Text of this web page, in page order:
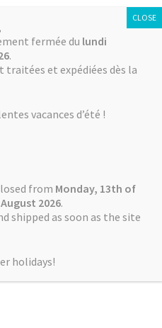
fermée du lundi
.
traitées et expédiées dès la
vacances d’été !
from Monday, 13th of
2026.
shipped as soon as the site
holidays!